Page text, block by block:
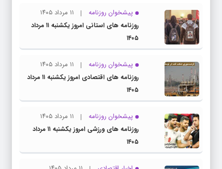
پیشخوان روزنامه
۱۱ مرداد ۱۴۰۵
روزنامه های استانی امروز یکشنبه ۱۱ مرداد
۱۴۰۵
پیشخوان روزنامه
۱۱ مرداد ۱۴۰۵
روزنامه های اقتصادی امروز یکشنبه ۱۱ مرداد
۱۴۰۵
پیشخوان روزنامه
۱۱ مرداد ۱۴۰۵
روزنامه های ورزشی امروز یکشنبه ۱۱ مرداد
۱۴۰۵